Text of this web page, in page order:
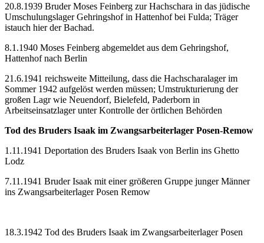
20.8.1939 Bruder Moses Feinberg zur Hachschara in das jüdische
Umschulungslager Gehringshof in Hattenhof bei Fulda; Träger
istauch hier der Bachad.
8.1.1940 Moses Feinberg abgemeldet aus dem Gehringshof,
Hattenhof nach Berlin
21.6.1941 reichsweite Mitteilung, dass die Hachscharalager im
Sommer 1942 aufgelöst werden müssen; Umstrukturierung der
großen Lagr wie Neuendorf, Bielefeld, Paderborn in
Arbeitseinsatzlager unter Kontrolle der örtlichen Behörden
Tod des Bruders Isaak im Zwangsarbeiterlager Posen-Remow
1.11.1941 Deportation des Bruders Isaak von Berlin ins Ghetto
Lodz
7.11.1941 Bruder Isaak mit einer größeren Gruppe junger Männer
ins Zwangsarbeiterlager Posen Remow
18.3.1942 Tod des Bruders Isaak im Zwangsarbeiterlager Posen